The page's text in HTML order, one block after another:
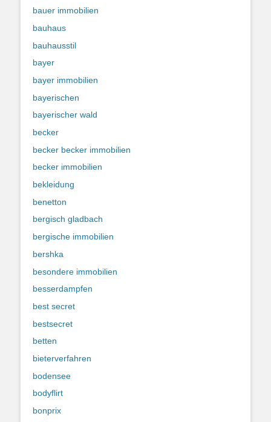
bauer immobilien
bauhaus
bauhausstil
bayer
bayer immobilien
bayerischen
bayerischer wald
becker
becker becker immobilien
becker immobilien
bekleidung
benetton
bergisch gladbach
bergische immobilien
bershka
besondere immobilien
besserdampfen
best secret
bestsecret
betten
bieterverfahren
bodensee
bodyflirt
bonprix